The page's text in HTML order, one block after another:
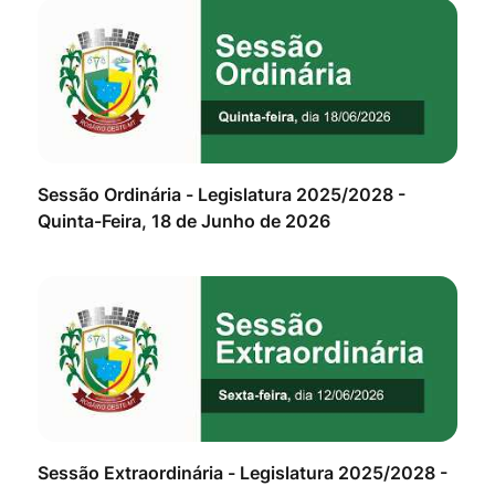
Sessão Ordinária - Legislatura 2025/2028 -
Quinta-Feira, 18 de Junho de 2026
Sessão Extraordinária - Legislatura 2025/2028 -